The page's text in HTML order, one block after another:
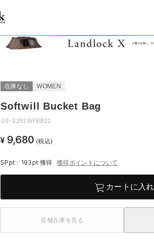
在庫なし WOMEN
Softwill Bucket Bag
GS-S25SWFBB22
¥ 9,680 (税込)
SPpt：193pt 獲得 獲得ポイントについて
カートに入
店舗在庫を見る